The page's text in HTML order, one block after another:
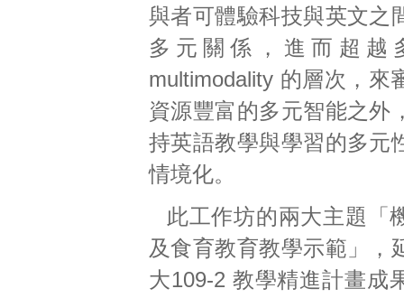
與者可體驗科技與英文之
多元關係，進而超越
multimodality 的層次，來
資源豐富的多元智能之外
持英語教學與學習的多元
情境化。
此工作坊的兩大主題「
及食育教育教學示範」，
大109-2 教學精進計畫成